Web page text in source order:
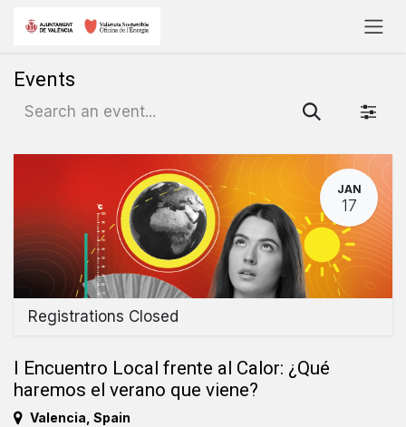
Events
JAN
17
Registrations Closed
I Encuentro Local frente al Calor: ¿Qué
haremos el verano que viene?
Valencia Spain